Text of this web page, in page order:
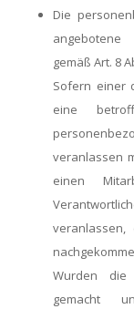
Die
gemäß Art. 8
Sofern einer
eine
veranlassen
einen
veranlassen,
Wurden die
gemacht